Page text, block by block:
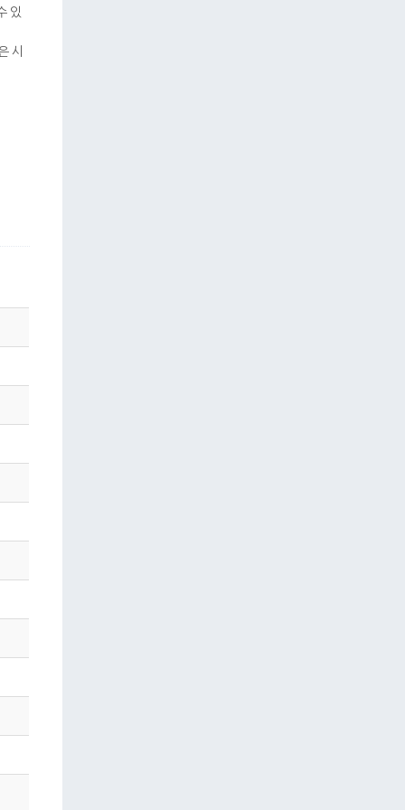
있
시